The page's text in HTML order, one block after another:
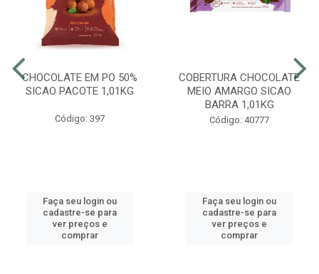
CHOCOLATE EM PO 50%
SICAO PACOTE 1,01KG
Código: 397
Faça seu login ou
cadastre-se para
ver preços e
comprar
COBERTURA CHOCOLATE
MEIO AMARGO SICAO
BARRA 1,01KG
Código: 40777
Faça seu login ou
cadastre-se para
ver preços e
comprar